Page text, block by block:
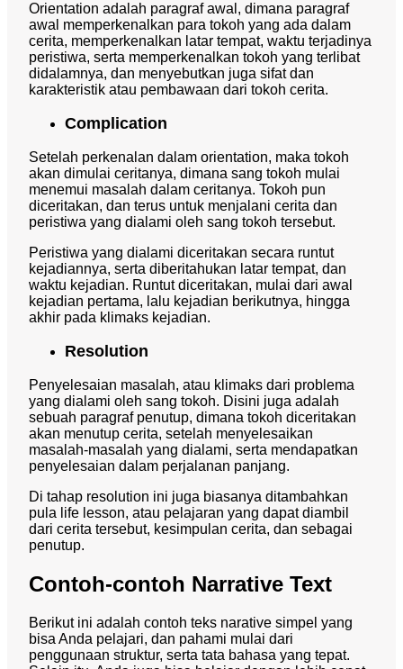
Orientation adalah paragraf awal, dimana paragraf
awal memperkenalkan para tokoh yang ada dalam
cerita, memperkenalkan latar tempat, waktu terjadinya
peristiwa, serta memperkenalkan tokoh yang terlibat
didalamnya, dan menyebutkan juga sifat dan
karakteristik atau pembawaan dari tokoh cerita.
Complication
Setelah perkenalan dalam orientation, maka tokoh
akan dimulai ceritanya, dimana sang tokoh mulai
menemui masalah dalam ceritanya. Tokoh pun
diceritakan, dan terus untuk menjalani cerita dan
peristiwa yang dialami oleh sang tokoh tersebut.
Peristiwa yang dialami diceritakan secara runtut
kejadiannya, serta diberitahukan latar tempat, dan
waktu kejadian. Runtut diceritakan, mulai dari awal
kejadian pertama, lalu kejadian berikutnya, hingga
akhir pada klimaks kejadian.
Resolution
Penyelesaian masalah, atau klimaks dari problema
yang dialami oleh sang tokoh. Disini juga adalah
sebuah paragraf penutup, dimana tokoh diceritakan
akan menutup cerita, setelah menyelesaikan
masalah-masalah yang dialami, serta mendapatkan
penyelesaian dalam perjalanan panjang.
Di tahap resolution ini juga biasanya ditambahkan
pula life lesson, atau pelajaran yang dapat diambil
dari cerita tersebut, kesimpulan cerita, dan sebagai
penutup.
Contoh-contoh Narrative Text
Berikut ini adalah contoh teks narative simpel yang
bisa Anda pelajari, dan pahami mulai dari
penggunaan struktur, serta tata bahasa yang tepat.